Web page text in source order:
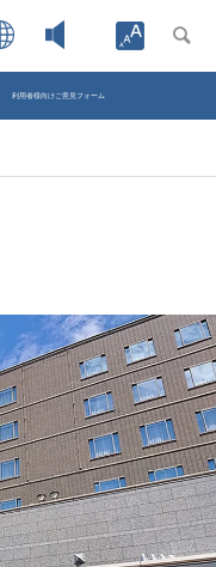
Open
利用者様向けご意見フォーム